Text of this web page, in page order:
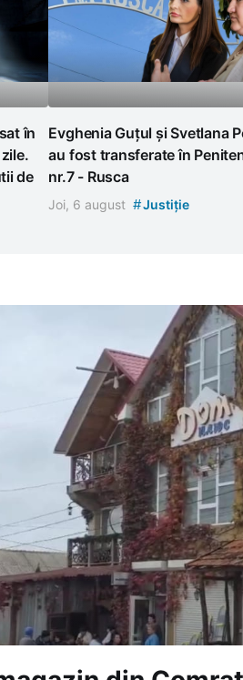
în
de
Evghenia Guțul și Svetlana
au fost transferate în
nr.7 - Rusca
Joi, 6 august #Justiție